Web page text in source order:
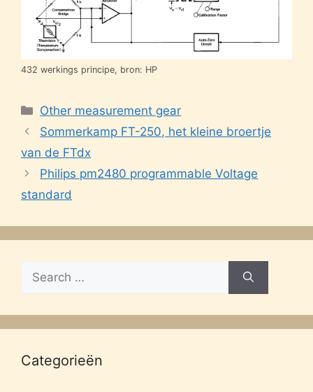
432 werkings principe, bron: HP
Categories
Other measurement gear
Sommerkamp FT-250, het kleine broertje
van de FTdx
Philips pm2480 programmable Voltage
standard
for:
Categorieën